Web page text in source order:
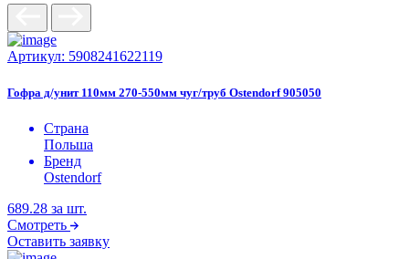
Артикул: 5908241622119
Гофра д/унит 110мм 270-550мм чуг/труб Ostendorf 905050
Страна
Польша
Бренд
Ostendorf
689.28 за шт.
Смотреть
Оставить заявку